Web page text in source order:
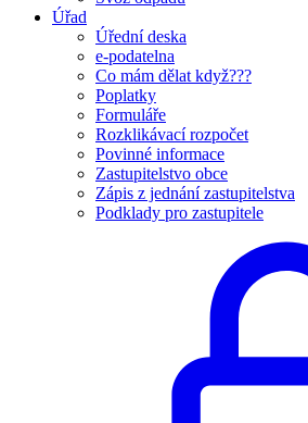
Úřad
Úřední deska
e-podatelna
Co mám dělat když???
Poplatky
Formuláře
Rozklikávací rozpočet
Povinné informace
Zastupitelstvo obce
Zápis z jednání zastupitelstva
Podklady pro zastupitele